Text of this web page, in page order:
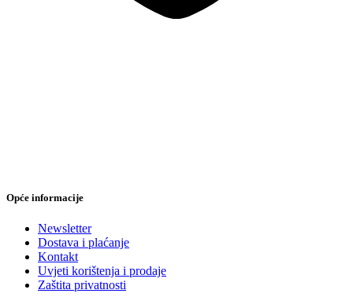
Opće informacije
Newsletter
Dostava i plaćanje
Kontakt
Uvjeti korištenja i prodaje
Zaštita privatnosti